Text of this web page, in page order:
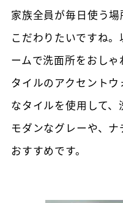
家族全員が毎日使う
こだわりたいですね
ームで洗面所をおしゃ
タイルのアクセント
なタイルを使用して、
モダンなグレーや、
おすすめです。